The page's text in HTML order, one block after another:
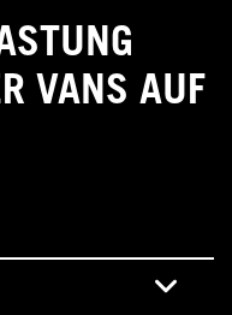
VANS AUF